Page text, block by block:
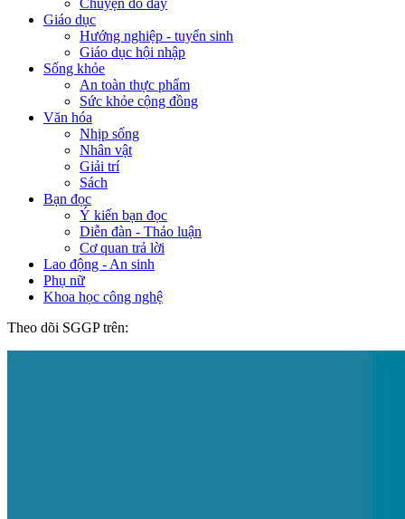
Chuyện đó đây
Giáo dục
Hướng nghiệp - tuyển sinh
Giáo dục hội nhập
Sống khỏe
An toàn thực phẩm
Sức khỏe cộng đồng
Văn hóa
Nhịp sống
Nhân vật
Giải trí
Sách
Bạn đọc
Ý kiến bạn đọc
Diễn đàn - Thảo luận
Cơ quan trả lời
Lao động - An sinh
Phụ nữ
Khoa học công nghệ
Theo dõi SGGP trên: